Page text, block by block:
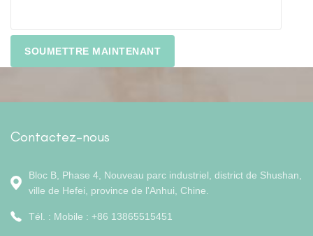
Contactez-nous
Bloc B, Phase 4, Nouveau parc industriel, district de Shushan,
ville de Hefei, province de l'Anhui, Chine.
Tél. : Mobile : +86 13865515451